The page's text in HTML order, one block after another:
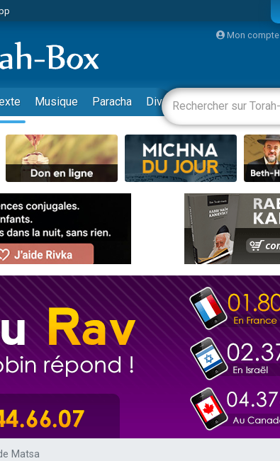
de vacances aux Orphelins
80 ans, dans un appartement insalubre
la jambe de Yohan
: pauvres d'Israel
Le Chabbath et le Birkat Hamazone à travers le temps
Mon compte
Musique Paracha Divertissements Livres
Matsa